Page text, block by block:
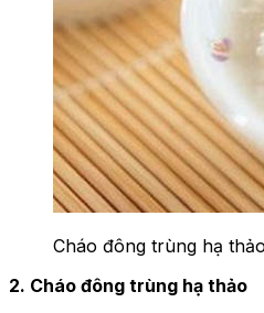
Cháo đông trùng hạ
2. Cháo đông trùng hạ thảo